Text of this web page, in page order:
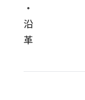
・
沿
革